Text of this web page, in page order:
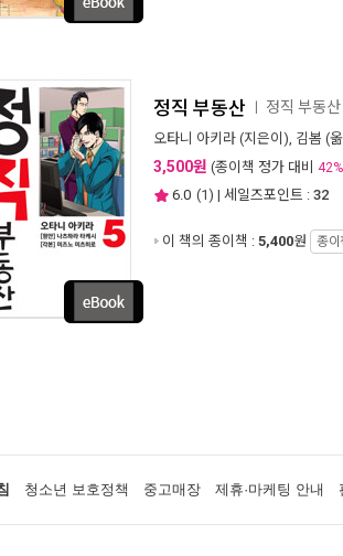
정직 부동산 정직 부동산
오타니 아키라 (지은이), 김봄 (
3,500원 (종이책 정가 대비 42%
6.0 (1) | 세일즈포인트 : 32
이 책의 종이책 : 5,400원 종이
청소년 보호정책 중고매장 제휴·마케팅 안내